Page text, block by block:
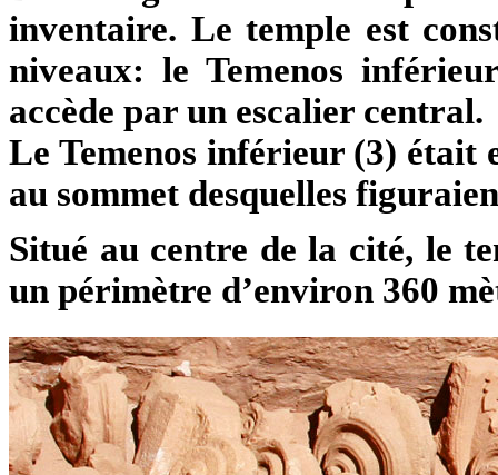
inventaire. Le temple est
niveaux: le Temenos
accède par un escalier central.
Le Temenos inférieur (3) était
au sommet desquelles
Situé au centre de la cité, le
un périmètre d’environ 360